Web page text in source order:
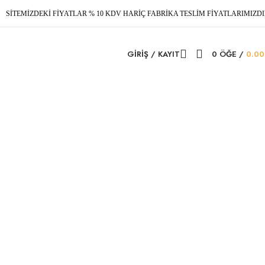
SİTEMİZDEKİ FİYATLAR % 10 KDV HARİÇ FABRİKA TESLİM
GIRIŞ / KAYIT 0 ÖĞE /